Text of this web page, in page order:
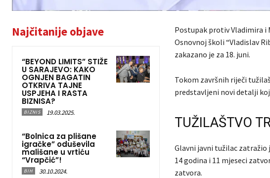
Najčitanije objave
“BEYOND LIMITS” STIŽE
U SARAJEVO: KAKO
OGNJEN BAGATIN
OTKRIVA TAJNE
USPJEHA I RASTA
BIZNISA?
BIZNIS 19.03.2025.
“Bolnica za plišane
igračke” oduševila
mališane u vrtiću
“Vrapčić”!
BIH 30.10.2024.
Postupak protiv Vladimira i
Osnovnoj školi “Vladislav
zakazano je za 18. juni.
Tokom završnih riječi
predstavljeni novi detalji
TUŽILAŠTVO
Glavni javni tužilac zatražio
14 godina i 11 mjeseci
zatvora.